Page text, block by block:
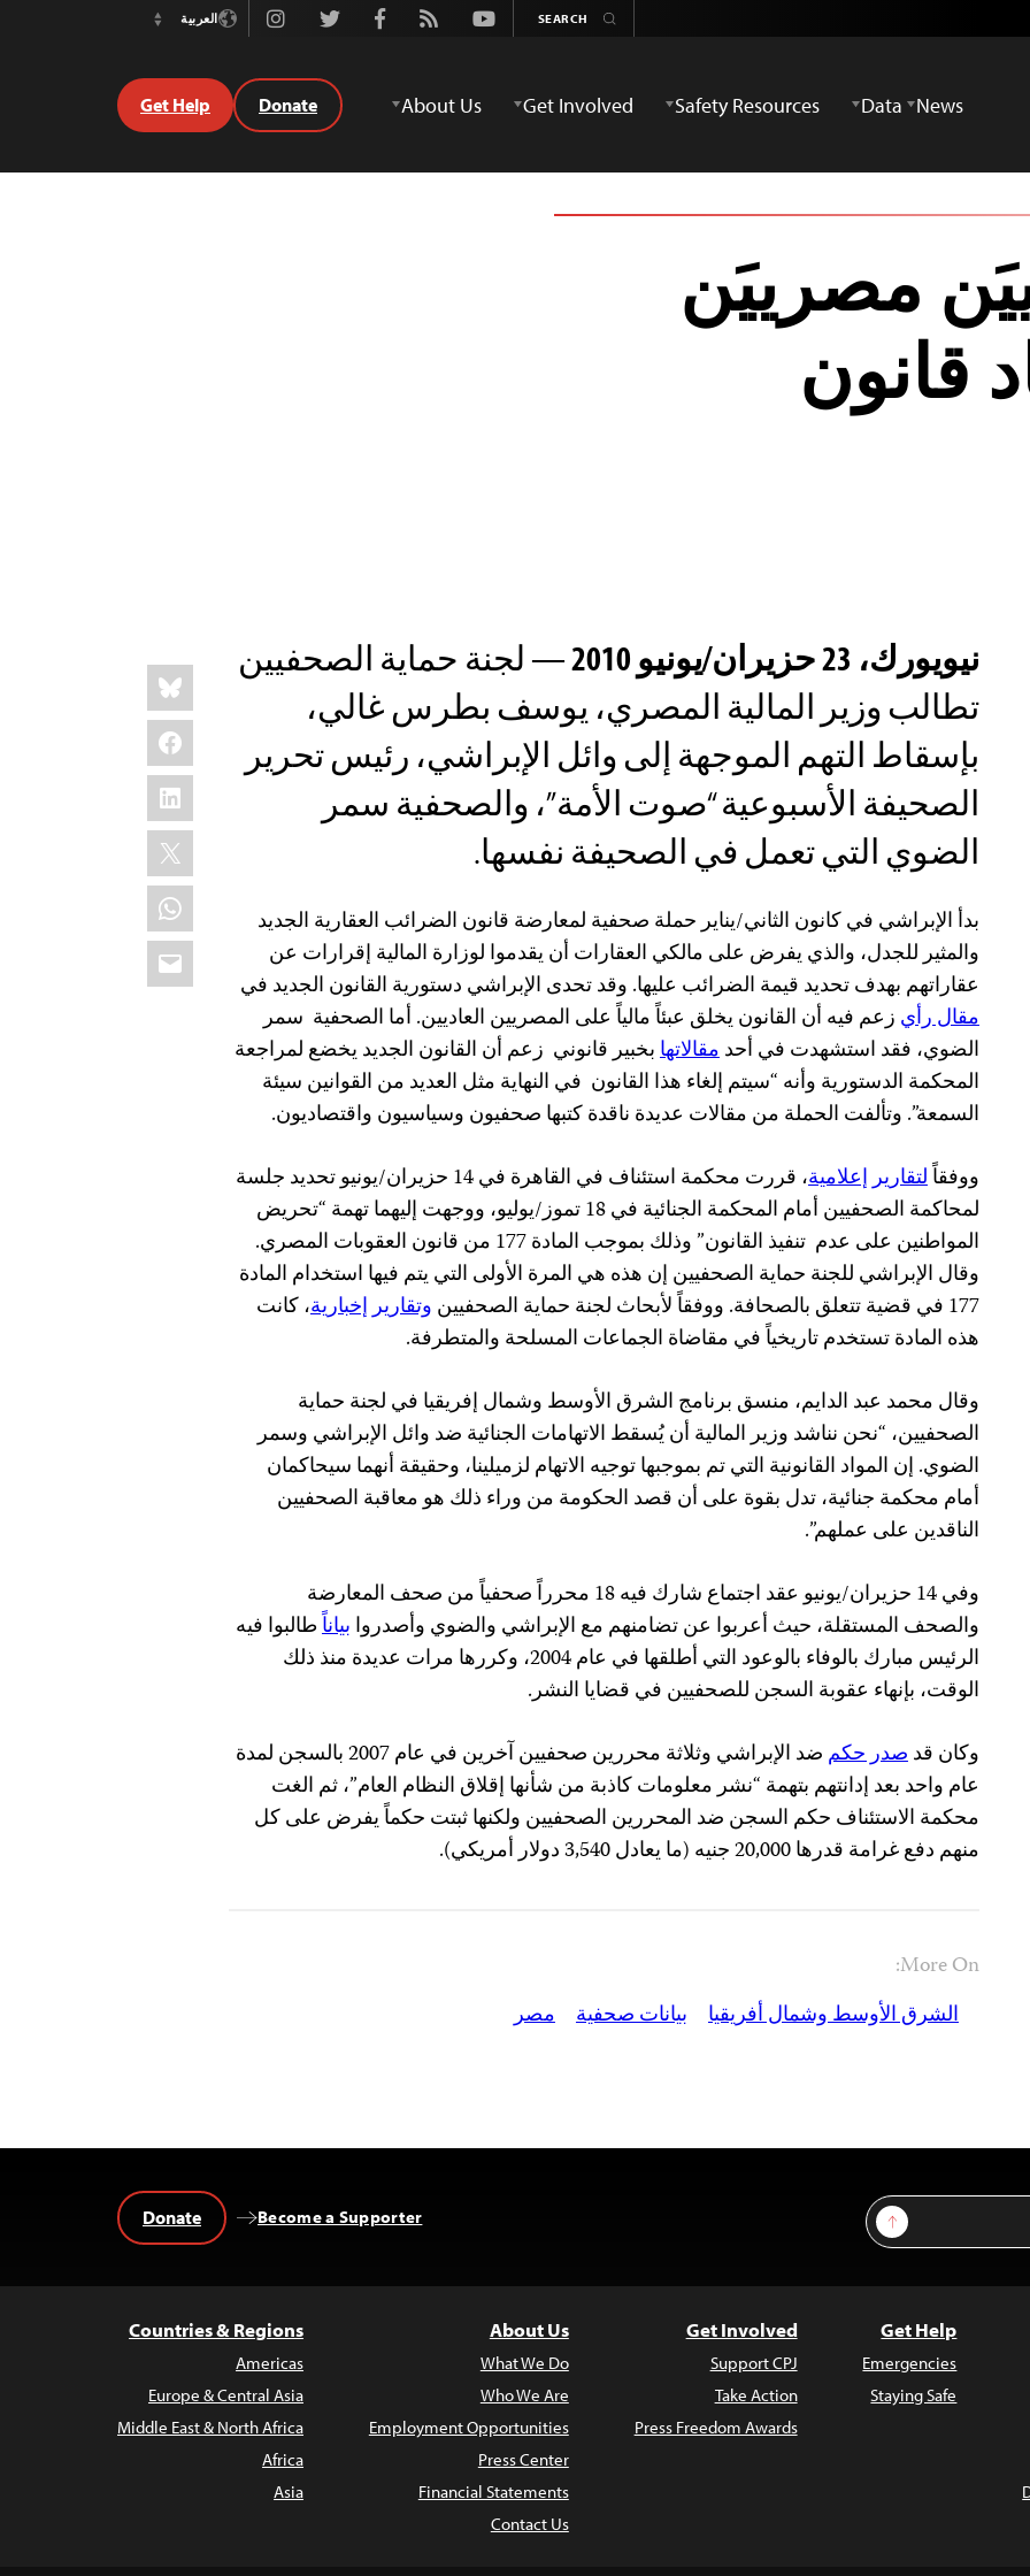
Youtube
Rss
Facebook
Twitter
Instagramالعربية
Switch
News
Data
Safety Resources
Get Involved
About Us
Donate
Get Help
مصرييَن
قانون
Share
this:
Bluesky
Facebook
LinkedIn
X
WhatsApp
Email
نيويورك، 23 حزيران/يونيو 2010
— لجنة حماية الصحفيين
تطالب وزير المالية المصري، يوسف بطرس غالي،
بإسقاط التهم الموجهة إلى وائل الإبراشي، رئيس تحرير
الصحيفة الأسبوعية “صوت الأمة”، والصحفية سمر
الضوي التي تعمل في الصحيفة نفسها.
بدأ الإبراشي في كانون الثاني/يناير حملة صحفية لمعارضة قانون الضرائب العقارية الجديد
والمثير للجدل، والذي يفرض على مالكي العقارات أن يقدموا لوزارة المالية إقرارات عن
عقاراتهم بهدف تحديد قيمة الضرائب عليها. وقد تحدى الإبراشي دستورية القانون الجديد في
مقال رأي زعم فيه أن القانون يخلق عبئاً مالياً على المصريين العاديين. أما الصحفية سمر
الضوي، فقد استشهدت في أحدمقالاتهابخبير قانوني زعم أن القانون الجديد يخضع لمراجعة
المحكمة الدستورية وأنه “سيتم إلغاء هذا القانون في النهاية مثل العديد من القوانين سيئة
السمعة”. وتألفت الحملة من مقالات عديدة ناقدة كتبها صحفيون وسياسيون واقتصاديون.
ووفقاًلتقارير إعلامية
، قررت محكمة استئناف في القاهرة في 14 حزيران/يونيو تحديد جلسة
لمحاكمة الصحفيين أمام المحكمة الجنائية في 18 تموز/يوليو، ووجهت إليهما تهمة “تحريض
المواطنين على عدم
تنفيذ القانون” وذلك بموجب المادة 177 من قانون العقوبات المصري.
وقال الإبراشي للجنة حماية الصحفيين إن هذه هي المرة الأولى التي يتم فيها استخدام المادة
177 في قضية تتعلق بالصحافة. ووفقاً لأبحاث لجنة حماية الصحفيين
وتقارير إخبارية، كانت
هذه المادة تستخدم تاريخياً في مقاضاة الجماعات المسلحة والمتطرفة.
وقال محمد عبد الدايم، منسق برنامج الشرق الأوسط وشمال إفريقيا في لجنة حماية
الصحفيين، “نحن نناشد وزير المالية أن يُسقط الاتهامات الجنائية ضد وائل الإبراشي وسمر
الضوي. إن المواد القانونية التي تم بموجبها توجيه الاتهام لزميلينا، وحقيقة أنهما سيحاكمان
أمام محكمة جنائية، تدل بقوة على أن قصد الحكومة من وراء ذلك هو معاقبة الصحفيين
الناقدين على عملهم”.
وفي 14 حزيران/يونيو عقد اجتماع شارك فيه 18 محرراً صحفياً من صحف المعارضة
والصحف المستقلة، حيث أعربوا عن تضامنهم مع الإبراشي والضوي وأصدروا بياناًطالبوا فيه
الرئيس مبارك بالوفاء بالوعود التي أطلقها في عام 2004، وكررها مرات عديدة منذ ذلك
الوقت، بإنهاء عقوبة السجن للصحفيين في قضايا النشر.
وكان قدصدر حكم
ضد الإبراشي وثلاثة محررين صحفيين آخرين في عام 2007 بالسجن لمدة
عام واحد بعد إدانتهم بتهمة “نشر معلومات كاذبة من شأنها إقلاق النظام العام”، ثم الغت
محكمة الاستئناف حكم السجن ضد المحررين الصحفيين ولكنها ثبتت حكماً يفرض على كل
منهم دفع غرامة قدرها 20,000 جنيه (ما يعادل 3,540 دولار أمريكي).
More On:
الشرق الأوسط وشمال أفريقيا
بيانات صحفية مصر
Sign Up
Become a Supporter
Donate
Get Help
Emergencies
Staying Safe
Get Involved
Support CPJ
Take Action
Press Freedom Awards
About Us
What We Do
Who We Are
Employment Opportunities
Press Center
Financial Statements
Contact Us
Countries & Regions
Americas
Europe & Central Asia
Middle East & North Africa
Africa
Asia